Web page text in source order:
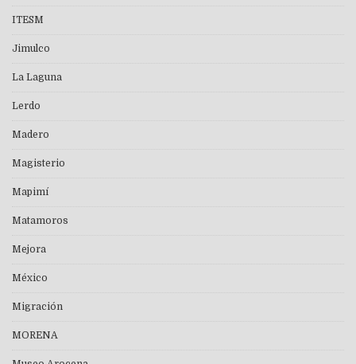
ITESM
Jimulco
La Laguna
Lerdo
Madero
Magisterio
Mapimí
Matamoros
Mejora
México
Migración
MORENA